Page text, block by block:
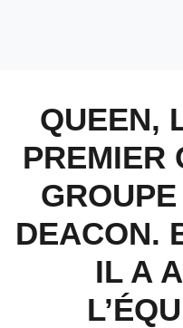
QUEEN,
PREMIER
DEACON.
IL A